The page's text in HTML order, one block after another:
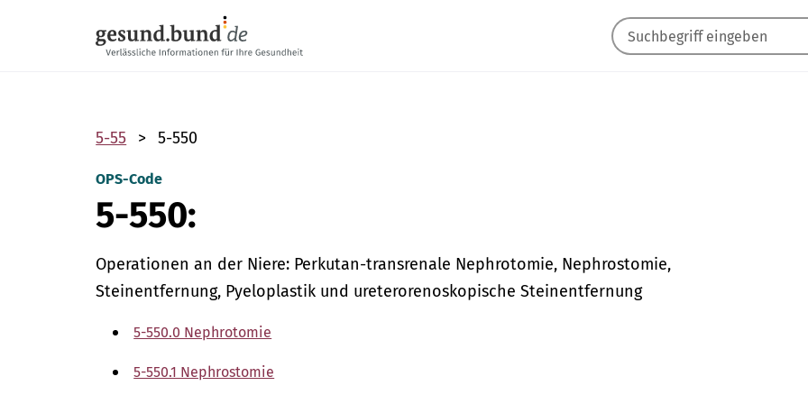
5-55 5-550
OPS-Code
5-550:
Operationen an der Niere: Perkutan-transrenale Nephrotomie, Nephrostomie,
Steinentfernung, Pyeloplastik und ureterorenoskopische Steinentfernung
5-550.0 Nephrotomie
5-550.1 Nephrostomie